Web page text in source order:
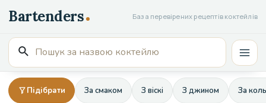
до
вмісту
База перевірених рецептів коктейлів
Пошук
для:
Підібрати За смаком З віскі З джином За